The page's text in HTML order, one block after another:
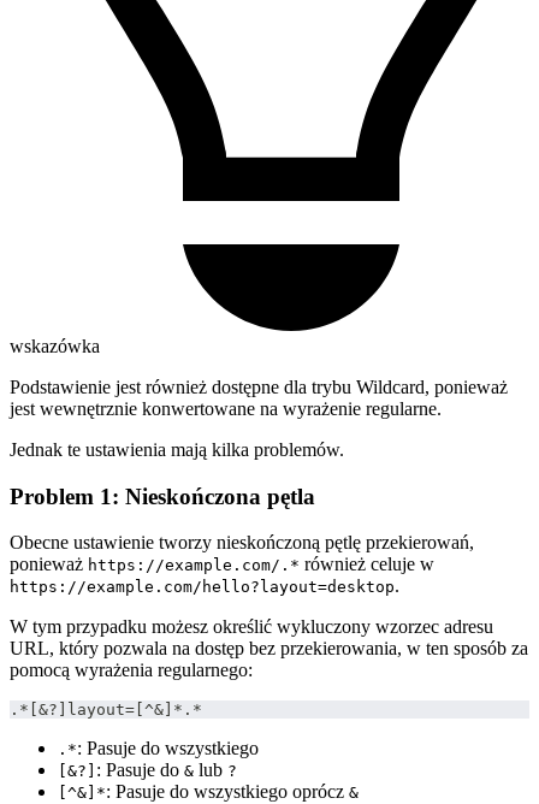
wskazówka
Podstawienie jest również dostępne dla trybu Wildcard, ponieważ
jest wewnętrznie konwertowane na wyrażenie regularne.
Jednak te ustawienia mają kilka problemów.
Problem 1: Nieskończona pętla
Obecne ustawienie tworzy nieskończoną pętlę przekierowań,
ponieważ https://example.com/.* również celuje w
https://example.com/hello?layout=desktop.
W tym przypadku możesz określić wykluczony wzorzec adresu
URL, który pozwala na dostęp bez przekierowania, w ten sposób za
pomocą wyrażenia regularnego:
.*[&?]layout=[^&]*.*
.*: Pasuje do wszystkiego
[&?] : Pasuje do & lub ?
[^&]*: Pasuje do wszystkiego oprócz &